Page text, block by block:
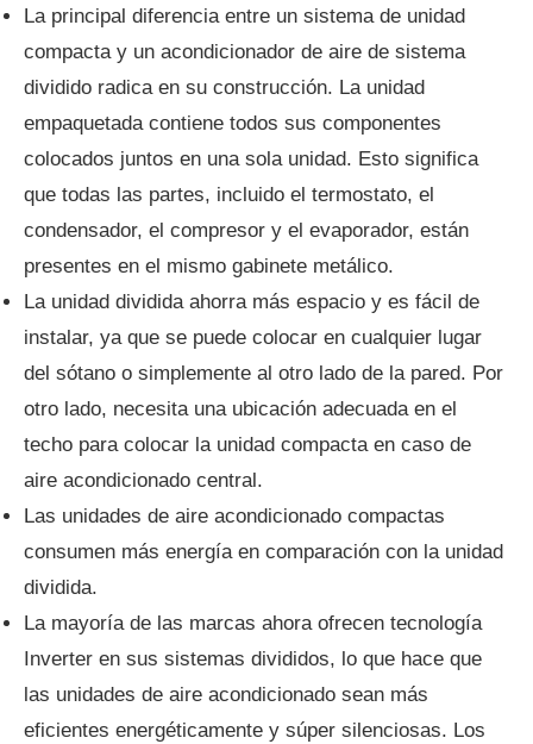
La principal diferencia entre un sistema de unidad
compacta y un acondicionador de aire de sistema
dividido radica en su construcción. La unidad
empaquetada contiene todos sus componentes
colocados juntos en una sola unidad. Esto significa
que todas las partes, incluido el termostato, el
condensador, el compresor y el evaporador, están
presentes en el mismo gabinete metálico.
La unidad dividida ahorra más espacio y es fácil de
instalar, ya que se puede colocar en cualquier lugar
del sótano o simplemente al otro lado de la pared. Por
otro lado, necesita una ubicación adecuada en el
techo para colocar la unidad compacta en caso de
aire acondicionado central.
Las unidades de aire acondicionado compactas
consumen más energía en comparación con la unidad
dividida.
La mayoría de las marcas ahora ofrecen tecnología
Inverter en sus sistemas divididos, lo que hace que
las unidades de aire acondicionado sean más
eficientes energéticamente y súper silenciosas. Los